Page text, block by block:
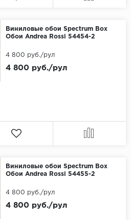
Виниловые обои Spectrum Box
Обои Andrea Rossi 54454-2
4 800 руб./рул
4 800 руб./рул
Виниловые обои Spectrum Box
Обои Andrea Rossi 54455-2
4 800 руб./рул
4 800 руб./рул